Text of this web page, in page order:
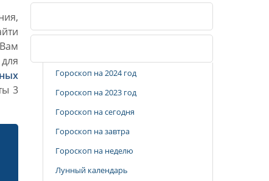
3
Гороскоп на 2024 год
Гороскоп на 2023 год
Гороскоп на сегодня
Гороскоп на завтра
Гороскоп на неделю
Лунный календарь